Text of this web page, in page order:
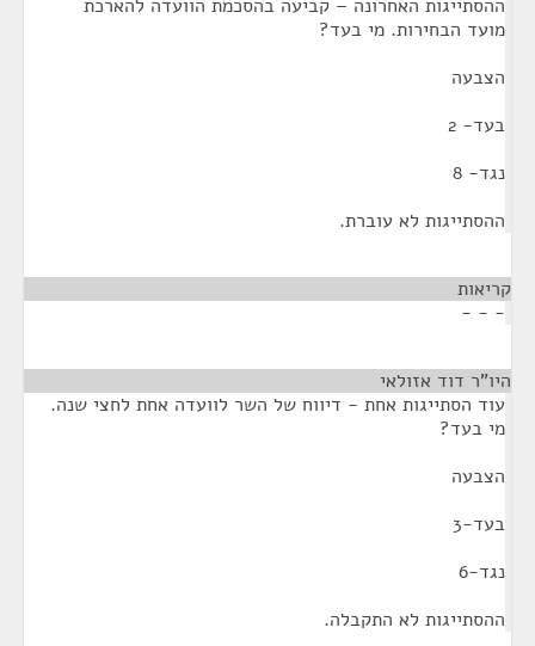
ההסתייגות האחרונה – קביעה בהסכמת הוועדה להארכת
מועד הבחירות. מי בעד?
הצבעה
בעד- 2
נגד- 8
ההסתייגות לא עוברת.
קריאות
- - -
היו"ר דוד אזולאי
עוד הסתייגות אחת - דיווח של השר לוועדה אחת לחצי שנה.
מי בעד?
הצבעה
בעד-3
נגד-6
ההסתייגות לא התקבלה.